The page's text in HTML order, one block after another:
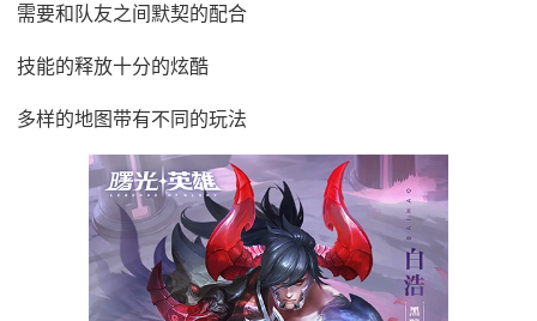
需要和队友之间默契的配合
技能的释放十分的炫酷
多样的地图带有不同的玩法